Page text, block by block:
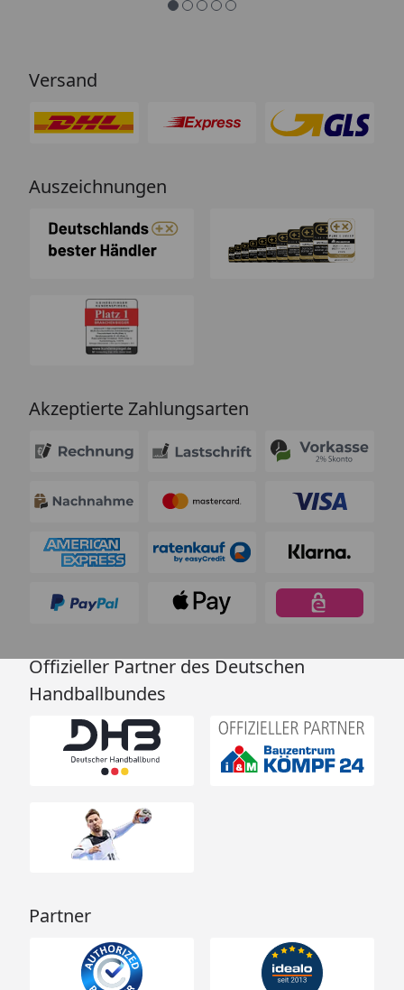
Versand
Auszeichnungen
Akzeptierte Zahlungsarten
Offizieller Partner des Deutschen
Handballbundes
Partner